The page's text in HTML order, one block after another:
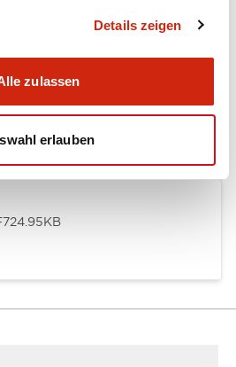
Details zeigen
zulassen
erlauben
724.95KB